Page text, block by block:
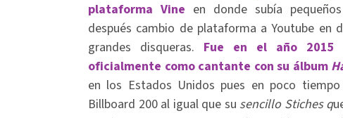
plataforma Vine en donde subía
después cambio de plataforma a Youtube en
grandes disqueras. Fue en el año
oficialmente como cantante con su álbum
en los Estados Unidos pues en poco
Billboard 200 al igual que su sencillo Stiches q